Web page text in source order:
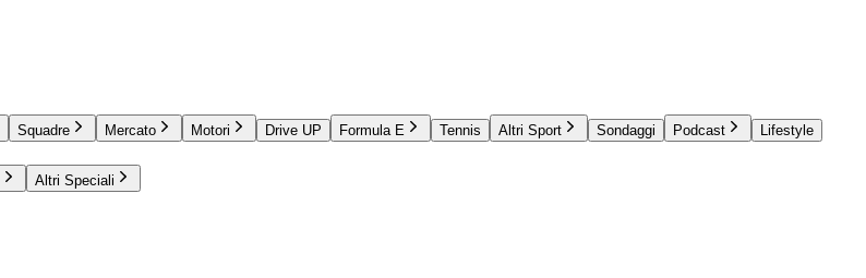
Squadre Mercato Motori Drive UP Formula E Tennis Altri Sport Sondaggi Podcast
Lifestyle
Altri Speciali